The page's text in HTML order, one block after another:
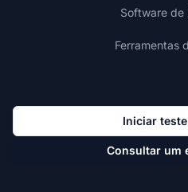
Software de
Ferramentas
Iniciar
Consultar um